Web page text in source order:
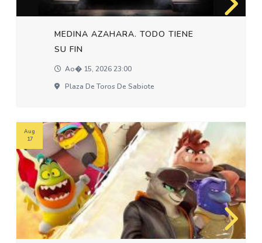
MEDINA AZAHARA. TODO TIENE
SU FIN
Ao� 15, 2026 23:00
Plaza De Toros De Sabiote
Aug
17